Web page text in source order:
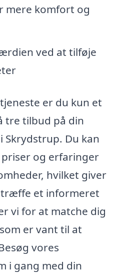
mere komfort og
ved at tilføje
er du kun et
tre tilbud på din
Skrydstrup. Du kan
og erfaringer
hvilket giver
et informeret
vi for at matche dig
er vant til at
vores
i gang med din